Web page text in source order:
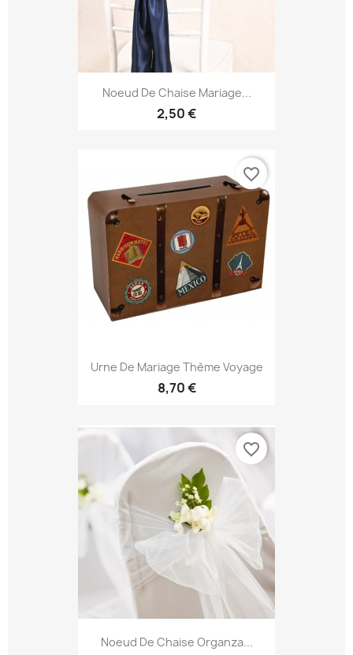
Noeud De Chaise Mariage...
2,50 €
Urne De Mariage Thème Voyage
8,70 €
favorite_border
Noeud De Chaise Organza...
favorite_border